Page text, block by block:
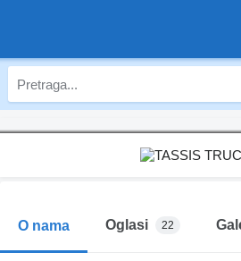
O nama Oglasi 22